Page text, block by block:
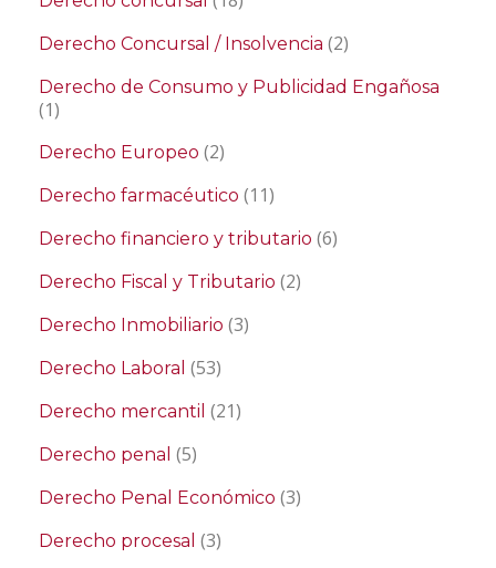
Derecho Concursal / Insolvencia (2)
Derecho de Consumo y Publicidad Engañosa
(1)
Derecho Europeo (2)
Derecho farmacéutico (11)
Derecho financiero y tributario (6)
Derecho Fiscal y Tributario (2)
Derecho Inmobiliario (3)
Derecho Laboral (53)
Derecho mercantil (21)
Derecho penal (5)
Derecho Penal Económico (3)
Derecho procesal (3)